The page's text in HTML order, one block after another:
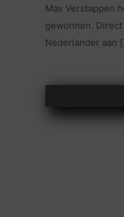
Max Verstappen
gewonnen.
Nederlander aan